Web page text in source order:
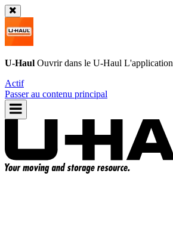
U-Haul Ouvrir dans le U-Haul L'application
Actif
Passer au contenu principal